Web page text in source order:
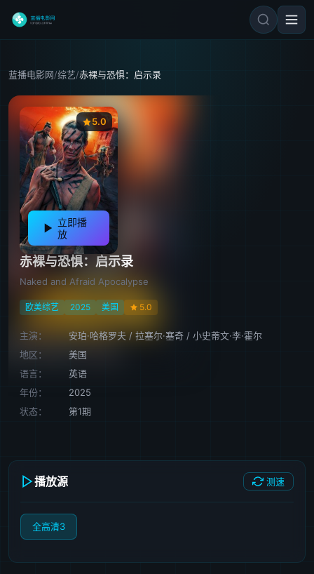
蓝播电影网/综艺/赤裸与恐惧：启示录
5.0
立即播
放
赤裸与恐惧：启示录
Naked and Afraid Apocalypse
欧美综艺 2025 美国 5.0
主演： 安珀·哈格罗夫 / 拉塞尔·塞奇 / 小史蒂文·李·霍尔
地区：
美国
语言：
英语
年份：
2025
状态：
第1期
播放源 测速
全高清3